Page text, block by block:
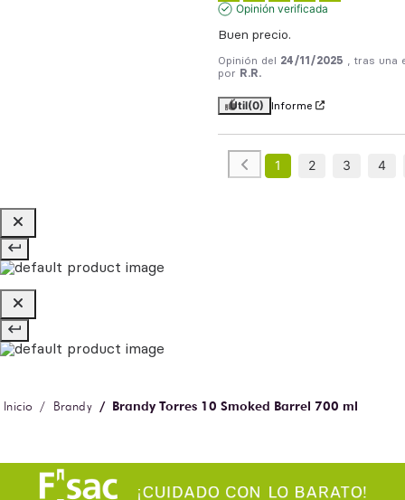
Opinión verificada
Buen precio.
Opinión del 24/11/2025
, tras una
por
R.R.
Útil(0) Informe
1 2 3 4
Brandy Brandy Torres 10 Smoked Barrel 700 ml